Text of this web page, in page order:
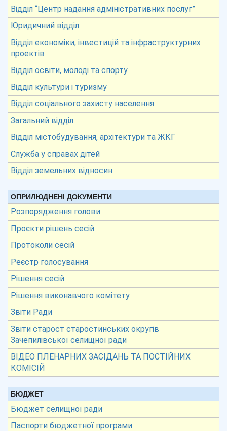
Відділ “Центр надання адміністративних послуг”
Юридичний відділ
Відділ економіки, інвестицій та інфраструктурних
проектів
Відділ освіти, молоді та спорту
Відділ культури і туризму
Відділ соціального захисту населення
Загальний відділ
Відділ містобудування, архітектури та ЖКГ
Служба у справах дітей
Відділ земельних відносин
ОПРИЛЮДНЕНІ ДОКУМЕНТИ
Розпорядження голови
Проєкти рішень сесій
Протоколи сесій
Реєстр голосування
Рішення сесій
Рішення виконавчого комітету
Звіти Ради
Звіти старост старостинських округів
Зачепилівської селищної ради
ВІДЕО ПЛЕНАРНИХ ЗАСІДАНЬ ТА ПОСТІЙНИХ
КОМІСІЙ
БЮДЖЕТ
Бюджет селищної ради
Паспорти бюджетної програми